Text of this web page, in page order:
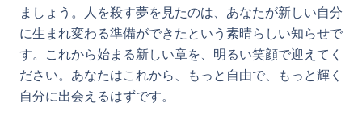
ましょう。人を殺す夢を見たのは、あなたが新しい自分
に生まれ変わる準備ができたという素晴らしい知らせで
す。これから始まる新しい章を、明るい笑顔で迎えてく
ださい。あなたはこれから、もっと自由で、もっと輝く
自分に出会えるはずです。